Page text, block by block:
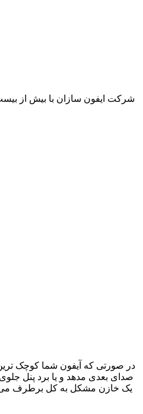
شرکت ایفون سازان با بیش از
در صورتی که آیفون شما کوچک
صدای بعدی مدهد و یا برد پنل
یک خازن مشکل به کل برطرف می